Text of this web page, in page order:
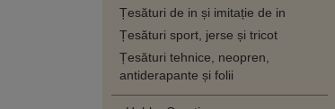
Țesături de in și imitație de in
Țesături sport, jerse și tricot
Țesături tehnice, neopren,
antiderapante și folii